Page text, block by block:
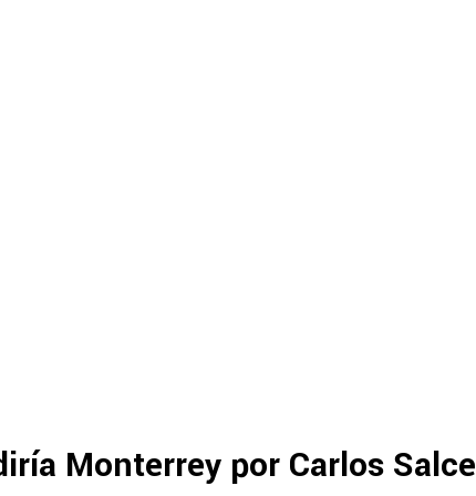
Monterrey por Carlos